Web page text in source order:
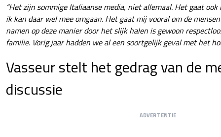
“Het zijn sommige Italiaanse media, niet allemaal. Het gaat
ik kan daar wel mee omgaan. Het gaat mij vooral om de
namen op deze manier door het slijk halen is gewoon
familie. Vorig jaar hadden we al een soortgelijk geval met het
Vasseur stelt het gedrag van de
discussie
ADVERTENTIE